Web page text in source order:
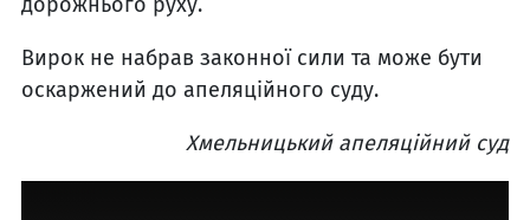
Вирок не набрав законної сили та може бути
оскаржений до апеляційного суду.
Хмельницький апеляційний суд